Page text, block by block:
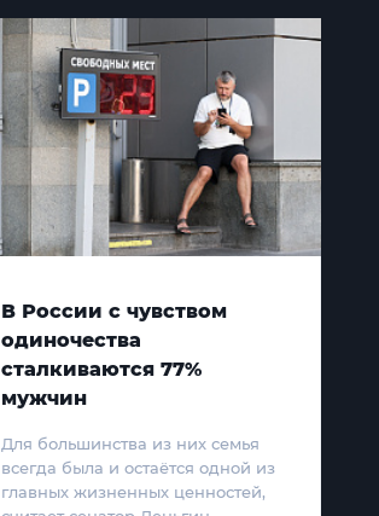
В России с чувством
одиночества
сталкиваются 77%
мужчин
Для большинства из них семья
всегда была и остаётся одной из
главных жизненных ценностей,